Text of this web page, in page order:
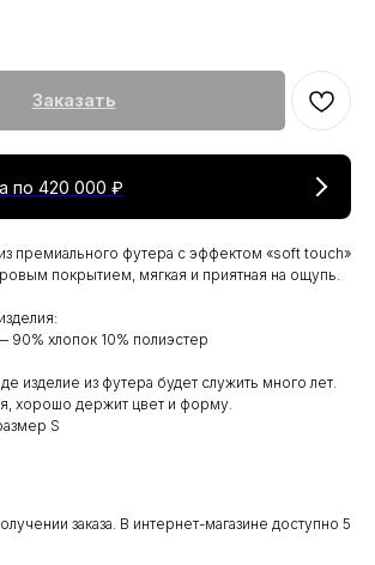
Заказать
по 420 000 ₽
премиального футера с эффектом «soft touch»
покрытием, мягкая и приятная на ощупь.
90% хлопок 10% полиэстер
изделие из футера будет служить много лет.
хорошо держит цвет и форму.
S
заказа. В интернет-магазине доступно 5